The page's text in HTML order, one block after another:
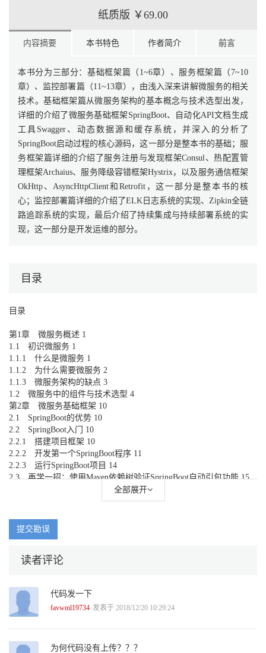
纸质版 ￥69.00
内容摘要 本书特色 作者简介 前言
本书分为三部分：基础框架篇（1~6章）、服务框架篇（7~10
章）、监控部署篇（11~13章），由浅入深来讲解微服务的相关
技术。基础框架篇从微服务架构的基本概念与技术选型出发，
详细的介绍了微服务基础框架SpringBoot、自动化API文档生成
工具Swagger、动态数据源和缓存系统，并深入的分析了
SpringBoot启动过程的核心源码，这一部分是整本书的基础；服
务框架篇详细的介绍了服务注册与发现框架Consul、热配置管
理框架Archaius、服务降级容错框架Hystrix，以及服务通信框架
OkHttp、AsyncHttpClient和Retrofit，这一部分是整本书的核
心；监控部署篇详细的介绍了ELK日志系统的实现、Zipkin全链
路追踪系统的实现，最后介绍了持续集成与持续部署系统的实
现，这一部分是开发运维的部分。
目录
目录
第1章 微服务概述 1
1.1 初识微服务 1
1.1.1 什么是微服务 1
1.1.2 为什么需要微服务 2
1.1.3 微服务架构的缺点 3
1.2 微服务中的组件与技术选型 4
第2章 微服务基础框架 10
2.1 SpringBoot的优势 10
2.2 SpringBoot入门 10
2.2.1 搭建项目框架 10
2.2.2 开发第一个SpringBoot程序 11
2.2.3 运行SpringBoot项目 14
2.3 再学一招：使用Maven依赖树验证SpringBoot自动引包功能 15
3.2.1 搭建项目框架 17
3.2.4 使用Swagger进行接口调用 23
4.1 单数据源 26
4.1.1 搭建项目框架 26
4.1.4 SpringBoot集成Mybatis 29
全部展开
提交勘误
读者评论
代码发一下
favwml19734 发表于 2018/12/20 10:29:24
为何代码没有上传？？？